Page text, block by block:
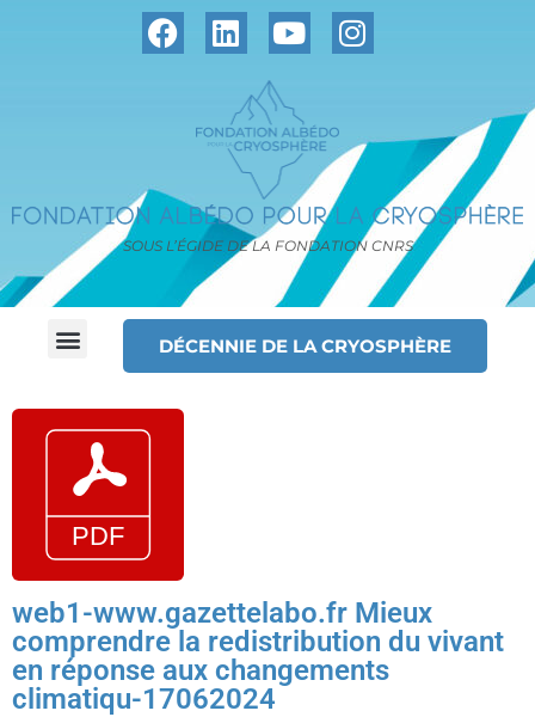
SOUS L’ÉGIDE DE LA FONDATION CNRS
DÉCENNIE DE LA CRYOSPHÈRE
web1-www.gazettelabo.fr Mieux
comprendre la redistribution du vivant
en réponse aux changements
climatiqu-17062024